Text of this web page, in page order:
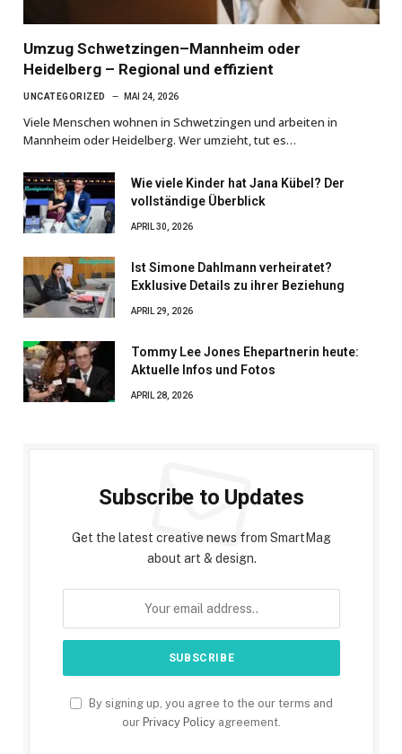
Umzug Schwetzingen–Mannheim oder
Heidelberg – Regional und effizient
UNCATEGORIZED MAI 24, 2026
Viele Menschen wohnen in Schwetzingen und arbeiten in
Mannheim oder Heidelberg. Wer umzieht, tut es…
Wie viele Kinder hat Jana Kübel? Der
vollständige Überblick
APRIL 30, 2026
Ist Simone Dahlmann verheiratet?
Exklusive Details zu ihrer Beziehung
APRIL 29, 2026
Tommy Lee Jones Ehepartnerin heute:
Aktuelle Infos und Fotos
APRIL 28, 2026
Subscribe to Updates
Get the latest creative news from SmartMag
about art & design.
By signing up, you agree to the our terms and
our Privacy Policy agreement.